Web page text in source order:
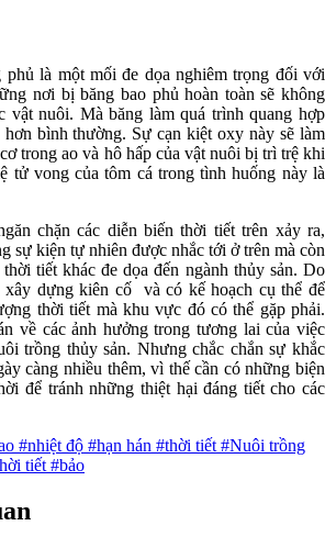
là một mối đe dọa nghiêm trọng đối với
nơi bị băng bao phủ hoàn toàn sẽ không
vật nuôi. Mà băng làm quá trình quang hợp
bình thường. Sự cạn kiệt oxy này sẽ làm
trong ao và hô hấp của vật nuôi bị trì trệ khi
tử vong của tôm cá trong tình huống này là
chặn các diễn biến thời tiết trên xảy ra,
sự kiện tự nhiên được nhắc tới ở trên mà còn
tiết khác đe dọa đến ngành thủy sản. Do
xây dựng kiên cố và có kế hoạch cụ thể để
thời tiết mà khu vực đó có thể gặp phải.
về các ảnh hưởng trong tương lai của việc
trồng thủy sản. Nhưng chắc chắn sự khắc
càng nhiều thêm, vì thế cần có những biện
để tránh những thiệt hại đáng tiết cho các
#nhiệt độ #hạn hán #thời tiết #Nuôi trồng
tiết #bảo